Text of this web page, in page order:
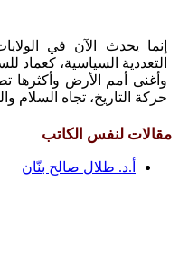
إنما يحدث الآن في
التعددية السياسية، كعماد
وأغنى أمم الأرض وأكثرها
حركة التاريخ، تجاه السلام
مقالات لنفس الكاتب
أ.د. طلال صالح بنّان